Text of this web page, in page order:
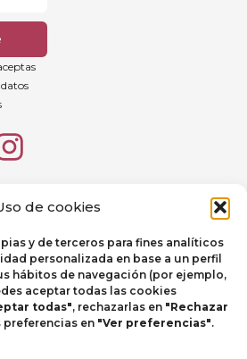
de cookies
y de terceros para fines analíticos
personalizada en base a un perfil
hábitos de navegación (por ejemplo,
aceptar todas las cookies
todas", rechazarlas en "Rechazar
en "Ver preferencias".